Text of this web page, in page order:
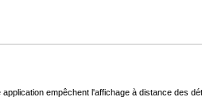
empêchent l'affichage à distance des